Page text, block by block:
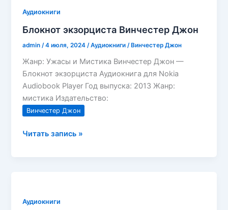
Аудиокниги
Блокнот экзорциста Винчестер Джон
admin /4 июля, 2024 /Аудиокниги /Винчестер Джон
Жанр: Ужасы и Мистика Винчестер Джон —
Блокнот экзорциста Аудиокнига для Nokia
Audiobook Player Год выпуска: 2013 Жанр:
мистика Издательство:
Винчестер Джон
Блокнот
Читать запись »
Аудиокниги